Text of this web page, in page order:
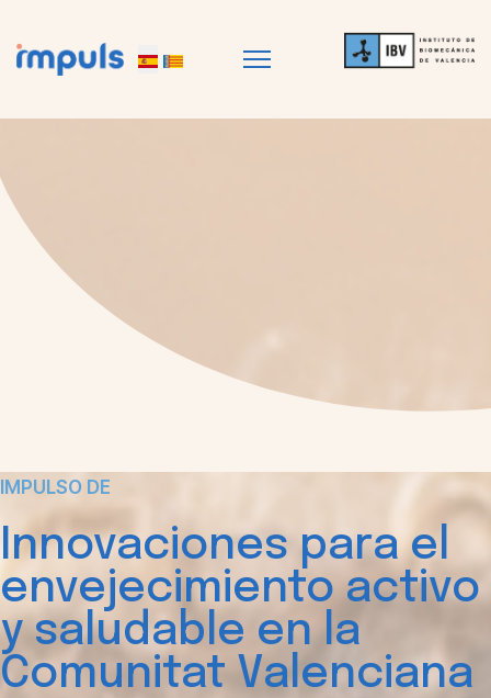
IMPULSO DE
Innovaciones para el
envejecimiento activo
y saludable en la
Comunitat Valenciana